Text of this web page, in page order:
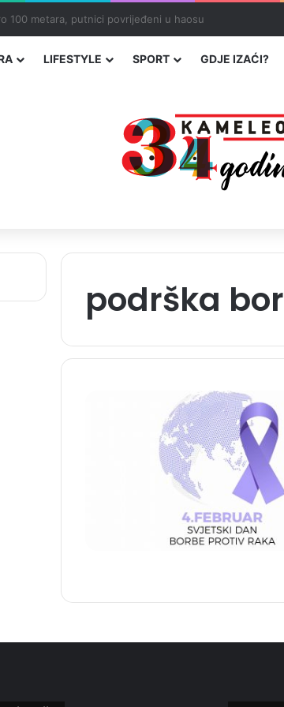
traže poseban status za Memorijalni centar
LIFESTYLE SPORT GDJE IZAĆI?
podrška